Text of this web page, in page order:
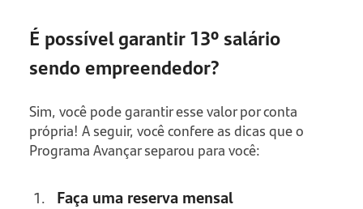
É possível garantir 13º salário
sendo empreendedor?
Sim, você pode garantir esse valor por conta
própria! A seguir, você confere as dicas que o
Programa Avançar separou para você:
Faça uma reserva mensal